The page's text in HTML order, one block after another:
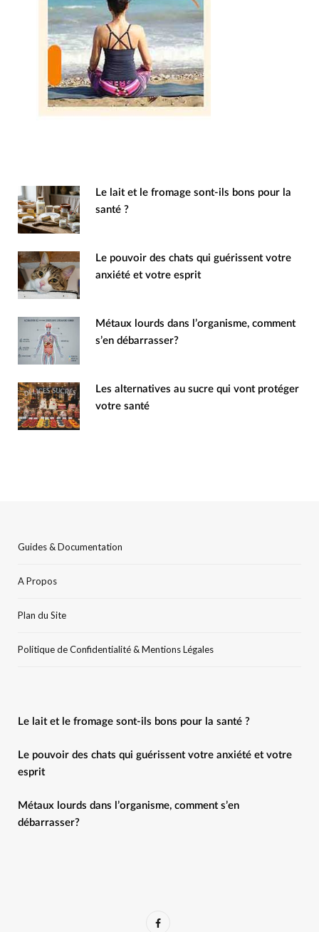
Le lait et le fromage sont-ils bons pour la
santé ?
Le pouvoir des chats qui guérissent votre
anxiété et votre esprit
Métaux lourds dans l’organisme, comment
s’en débarrasser?
Les alternatives au sucre qui vont protéger
votre santé
Guides & Documentation
A Propos
Plan du Site
Politique de Confidentialité & Mentions Légales
Le lait et le fromage sont-ils bons pour la santé ?
Le pouvoir des chats qui guérissent votre anxiété et votre
esprit
Métaux lourds dans l’organisme, comment s’en
débarrasser?
F